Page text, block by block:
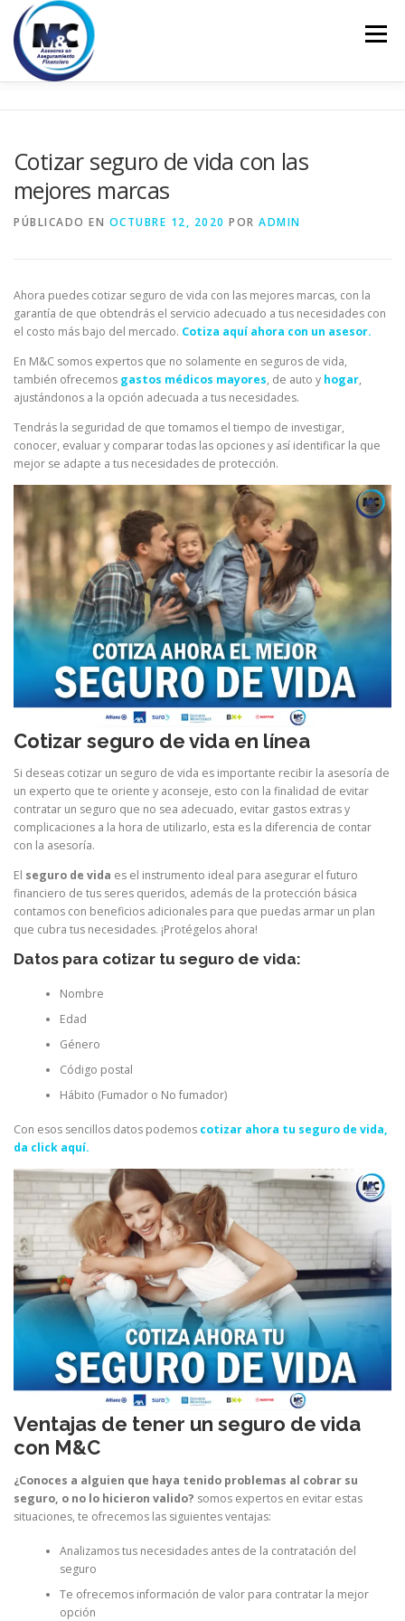
Saltar
contenido
Menú
EMPRESARIALES EDUCACIÓN FINANCIERA
Cotizar seguro de vida con las
mejores marcas
PÚBLICADO EN OCTUBRE 12, 2020 POR ADMIN
Ahora puedes cotizar seguro de vida con las mejores marcas, con la
garantía de que obtendrás el servicio adecuado a tus necesidades con
el costo más bajo del mercado. Cotiza aquí ahora con un asesor.
En M&C somos expertos que no solamente en seguros de vida,
también ofrecemos gastos médicos mayores, de auto y hogar,
ajustándonos a la opción adecuada a tus necesidades.
Tendrás la seguridad de que tomamos el tiempo de investigar,
conocer, evaluar y comparar todas las opciones y así identificar la que
mejor se adapte a tus necesidades de protección.
Cotizar seguro de vida en línea
Si deseas cotizar un seguro de vida es importante recibir la asesoría de
un experto que te oriente y aconseje, esto con la finalidad de evitar
contratar un seguro que no sea adecuado, evitar gastos extras y
complicaciones a la hora de utilizarlo, esta es la diferencia de contar
con la asesoría.
El seguro de vida es el instrumento ideal para asegurar el futuro
financiero de tus seres queridos, además de la protección básica
contamos con beneficios adicionales para que puedas armar un plan
que cubra tus necesidades. ¡Protégelos ahora!
Datos para cotizar tu seguro de vida:
Nombre
Edad
Género
Código postal
Hábito (Fumador o No fumador)
Con esos sencillos datos podemos cotizar ahora tu seguro de vida,
da click aquí.
Ventajas de tener un seguro de vida
con M&C
¿Conoces a alguien que haya tenido problemas al cobrar su
seguro, o no lo hicieron valido? somos expertos en evitar estas
situaciones, te ofrecemos las siguientes ventajas:
Analizamos tus necesidades antes de la contratación del
seguro
Te ofrecemos información de valor para contratar la mejor
opción